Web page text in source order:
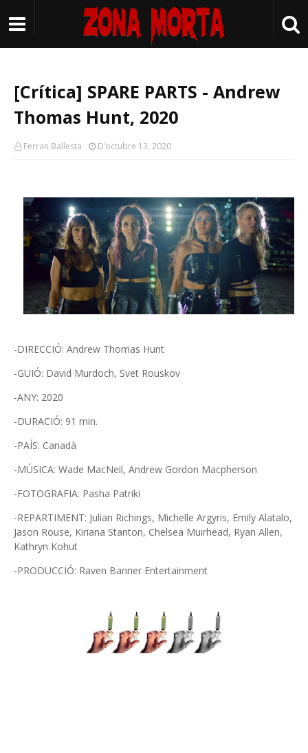
[Crítica] SPARE PARTS - Andrew
Thomas Hunt, 2020
Ferran Ballesta D’octubre 13, 2020
-DIRECCIÓ: Andrew Thomas Hunt
-GUIÓ: David Murdoch, Svet Rouskov
-ANY: 2020
-DURACIÓ: 91 min.
-PAÍS: Canadà
-MÚSICA: Wade MacNeil, Andrew Gordon Macpherson
-FOTOGRAFIA: Pasha Patriki
-REPARTIMENT: Julian Richings, Michelle Argyris, Emily Alatalo,
Jason Rouse, Kiriana Stanton, Chelsea Muirhead, Ryan Allen,
Kathryn Kohut
-PRODUCCIÓ: Raven Banner Entertainment